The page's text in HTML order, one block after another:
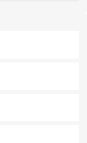
しめる外せないスポット